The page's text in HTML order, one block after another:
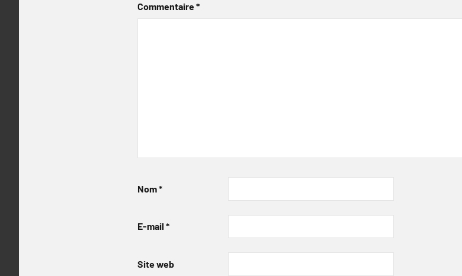
Commentaire*
Nom*
E-mail *
Site web